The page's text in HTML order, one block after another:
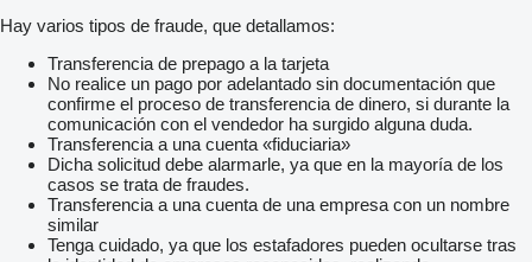
Hay varios tipos de fraude, que detallamos:
Transferencia de prepago a la tarjeta
No realice un pago por adelantado sin documentación que
confirme el proceso de transferencia de dinero, si durante la
comunicación con el vendedor ha surgido alguna duda.
Transferencia a una cuenta «fiduciaria»
Dicha solicitud debe alarmarle, ya que en la mayoría de los
casos se trata de fraudes.
Transferencia a una cuenta de una empresa con un nombre
similar
Tenga cuidado, ya que los estafadores pueden ocultarse tras